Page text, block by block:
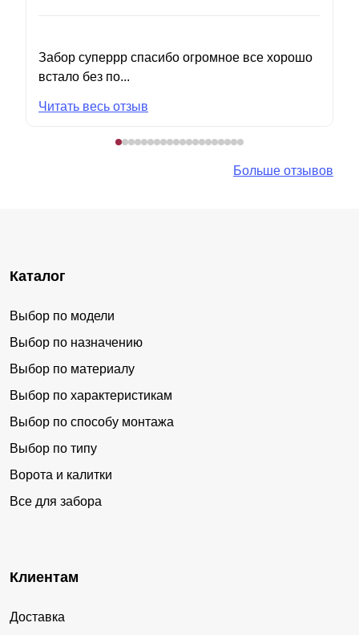
Забор суперрр спасибо огромное все хорошо
встало без по...
Читать весь отзыв
Больше отзывов
Каталог
Выбор по модели
Выбор по назначению
Выбор по материалу
Выбор по характеристикам
Выбор по способу монтажа
Выбор по типу
Ворота и калитки
Все для забора
Клиентам
Доставка